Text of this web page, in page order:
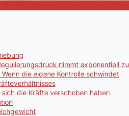
nimmt exponentiell zu
die eigene Kontrolle schwindet
die Kräfte verschoben haben